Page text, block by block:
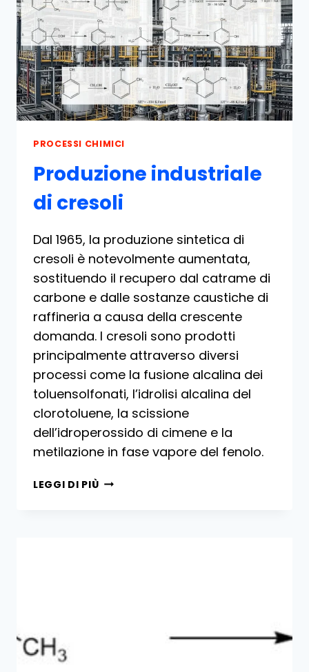
DI
TITANIO
PROCESSI CHIMICI
Produzione industriale
di cresoli
Dal 1965, la produzione sintetica di
cresoli è notevolmente aumentata,
sostituendo il recupero dal catrame di
carbone e dalle sostanze caustiche di
raffineria a causa della crescente
domanda. I cresoli sono prodotti
principalmente attraverso diversi
processi come la fusione alcalina dei
toluensolfonati, l’idrolisi alcalina del
clorotoluene, la scissione
dell’idroperossido di cimene e la
metilazione in fase vapore del fenolo.
LEGGI DI PIÙ PRODUZIONE